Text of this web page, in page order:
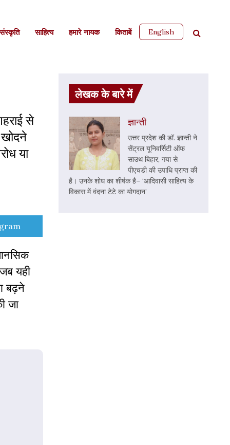
साहित्‍य हमारे नायक किताबें English
से
या
यही
बढ़ने
जा
लेखक के बारे में
ज्ञान्ती
उत्तर प्रदेश की डॉ. ज्ञान्ती ने
सेंट्रल यूनिवर्सिटी ऑफ
साउथ बिहार, गया से
पीएचडी की उपाधि प्राप्त की
है। उनके शोध का शीर्षक है– ‘आदिवासी साहित्य के
विकास में वंदना टेटे का योगदान’